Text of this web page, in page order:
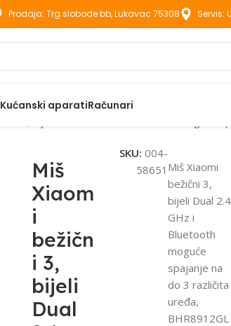
Prodaja: Trg slobode bb, Lukavac 75308 Servis:
Kućanski aparatiRačunari
Miš
Xiaom
i
bežičn
i 3,
bijeli
Dual
SKU:004-
58651 Miš Xiaomi
bežični 3,
bijeli Dual 2.4
GHz i
Bluetooth
moguće
spajanje na
do 3 različita
uređa,
BHR8912GL